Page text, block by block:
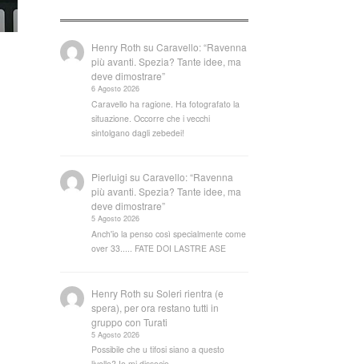
Henry Roth suCaravello: “Ravenna
più avanti. Spezia? Tante idee, ma
deve dimostrare”
6 Agosto 2026
Caravello ha ragione. Ha fotografato la
situazione. Occorre che i vecchi
sintolgano dagli zebedei!
Pierluigi suCaravello: “Ravenna
più avanti. Spezia? Tante idee, ma
deve dimostrare”
5 Agosto 2026
Anch'io la penso così specialmente come
over 33..... FATE DOI LASTRE ASE
Henry Roth suSoleri rientra (e
spera), per ora restano tutti in
gruppo con Turati
5 Agosto 2026
Possibile che u tifosi siano a questo